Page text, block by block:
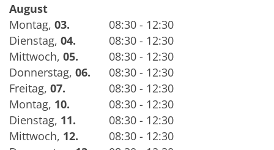
August
Montag, 03.
08:30 - 12:30
Dienstag, 04.
08:30 - 12:30
Mittwoch, 05.
08:30 - 12:30
Donnerstag, 06.
08:30 - 12:30
Freitag, 07.
08:30 - 12:30
Montag, 10.
08:30 - 12:30
Dienstag, 11.
08:30 - 12:30
Mittwoch, 12.
08:30 - 12:30